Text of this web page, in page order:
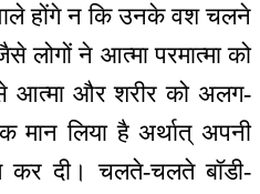
होंगे न कि उनके वश चलने
ने आत्मा परमात्मा को
आत्मा और शरीर को अलग-
लिया है अर्थात् अपनी
कर दी। चलते-चलते बॉडी-